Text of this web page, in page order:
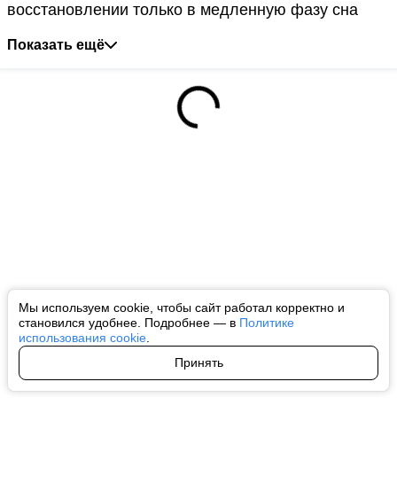
Мы используем cookie, чтобы сайт работал корректно и
становился удобнее. Подробнее — в Политике
использования cookie
Принять
восстановлении только в медленную фазу сна
Показать ещё